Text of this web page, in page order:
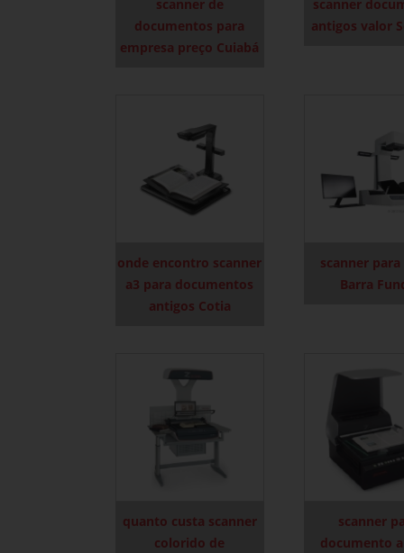
scanner de
documentos para
empresa preço Cuiabá
scanner
antigos valor
onde encontro scanner
a3 para documentos
antigos Cotia
scanner para
Barra
quanto custa scanner
colorido de
scanner
documento